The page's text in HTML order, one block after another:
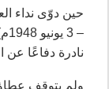
–
نادرة دفاعًا عن